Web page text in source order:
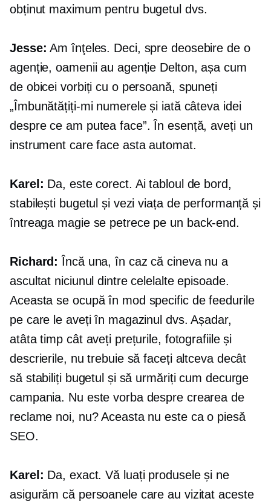
obținut maximum pentru bugetul dvs.
Jesse: Am înţeles. Deci, spre deosebire de o
agenție, oamenii au agenție Delton, așa cum
de obicei vorbiți cu o persoană, spuneți
„Îmbunătățiți-mi numerele și iată câteva idei
despre ce am putea face”. În esență, aveți un
instrument care face asta automat.
Karel: Da, este corect. Ai tabloul de bord,
stabilești bugetul și vezi viața de performanță și
întreaga magie se petrece pe un back-end.
Richard: Încă una, în caz că cineva nu a
ascultat niciunul dintre celelalte episoade.
Aceasta se ocupă în mod specific de feedurile
pe care le aveți în magazinul dvs. Așadar,
atâta timp cât aveți prețurile, fotografiile și
descrierile, nu trebuie să faceți altceva decât
să stabiliți bugetul și să urmăriți cum decurge
campania. Nu este vorba despre crearea de
reclame noi, nu? Aceasta nu este ca o piesă
SEO.
Karel: Da, exact. Vă luați produsele și ne
asigurăm că persoanele care au vizitat aceste